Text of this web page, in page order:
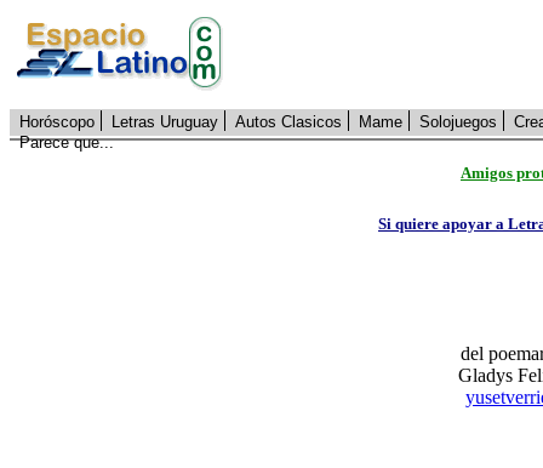
Horóscopo Letras Uruguay Autos Clasicos Mame Solojuegos
Parece que...
Amigos
Si quiere apoyar a
del
Gladys